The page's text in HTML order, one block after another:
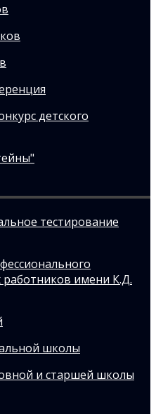
детского
тестирование
работников имени К.Д.
школы
и старшей школы